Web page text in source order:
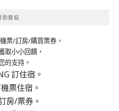
助連結
票/訂房/購買票券，
取小小回饋，
的支持。
訂住宿。
票住宿。
房/票券。